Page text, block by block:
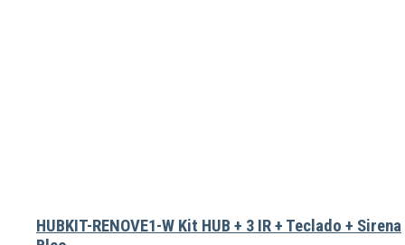
HUBKIT-RENOVE1-W Kit HUB + 3 IR + Teclado + Sirena